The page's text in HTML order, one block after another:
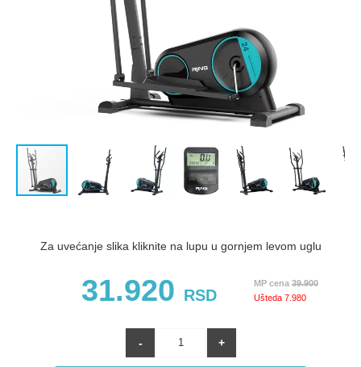
Za uvećanje slika kliknite na lupu u gornjem levom uglu
31.920 RSD
MP cena 39.900
Ušteda 7.980